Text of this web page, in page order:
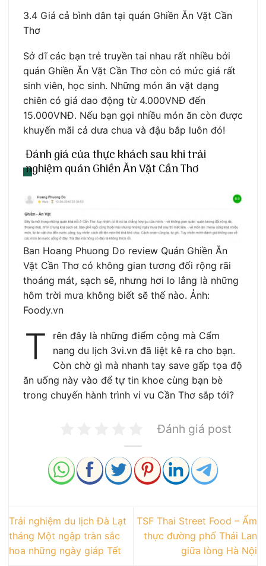
3.4 Giá cả bình dân tại quán Ghiền Ăn Vặt Cần
Thơ
Sở dĩ các bạn trẻ truyền tai nhau rất nhiều bởi
quán Ghiền Ăn Vặt Cần Thơ còn có mức giá rất
sinh viên, học sinh. Những món ăn vặt dạng
chiên có giá dao động từ 4.000VNĐ đến
15.000VNĐ. Nếu bạn gọi nhiều món ăn còn được
khuyến mãi cả dưa chua và đậu bắp luôn đó!
Đánh giá của thực khách sau khi trải
nghiệm quán Ghiền Ăn Vặt Cần Thơ
Ban Hoang Phuong Do review Quán Ghiền Ăn
Vặt Cần Thơ có không gian tương đối rộng rãi
thoáng mát, sạch sẽ, nhưng hơi lo lắng là những
hôm trời mưa không biết sẽ thế nào. Ảnh:
Foody.vn
T
rên đây là những điểm cộng mà Cẩm
nang du lịch 3vi.vn đã liệt kê ra cho bạn.
Còn chờ gì mà nhanh tay save gấp tọa độ
ăn uống này vào để tự tin khoe cùng bạn bè
trong chuyến hành trình vi vu Cần Thơ sắp tới?
Đánh giá post
Trải nghiệm du lịch Đà Lạt
tháng Một ngập tràn sắc
hoa những ngày giáp Tết
TSF Thai Street Food – Ẩm
thực đường phố Thái Lan
giữa lòng Hà Nội